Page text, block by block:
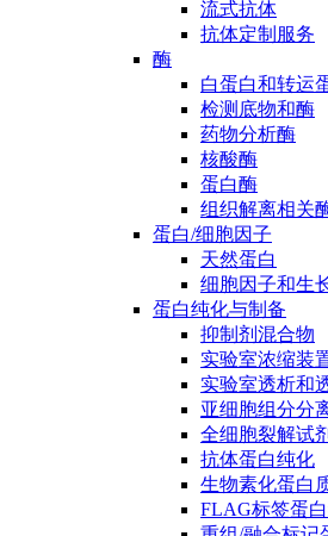
流式抗体
抗体定制服务
酶
白蛋白和转运
检测底物和酶
药物分析酶
核酸酶
蛋白酶
组织解离相关
蛋白/细胞因子
天然蛋白
细胞因子和生
蛋白纯化与制备
抑制剂混合物
实验室浓缩装
实验室透析和
亚细胞组分分
全细胞裂解试
抗体蛋白纯化
生物素化蛋白
FLAG标签蛋